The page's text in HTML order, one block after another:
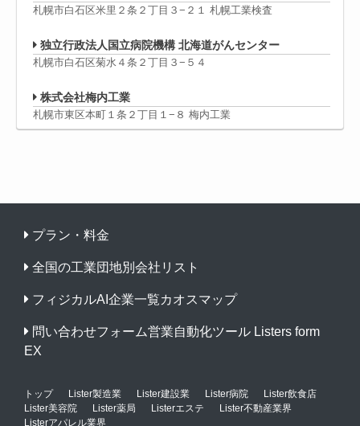
札幌市白石区米里２条２丁目３−２１ 札幌工業検査
独立行政法人国立病院機構 北海道がんセンター
札幌市白石区菊水４条２丁目３−５４
株式会社梅内工業
札幌市東区本町１条２丁目１−８ 梅内工業
プラン・料金
全国の工業団地別会社リスト
フィジカルAI企業一覧カオスマップ
問い合わせフォーム営業自動化ツール Listers form
EX
トップ Lister製造業 Lister建設業 Lister病院
Lister飲食店
Lister美容院
Lister薬局 Listerエステ
Lister不動産業界
Listerアパレル業界